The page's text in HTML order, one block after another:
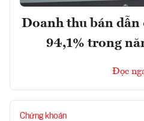
Doanh thu bán dẫn
94,1% trong
Đọc
Chứng khoán